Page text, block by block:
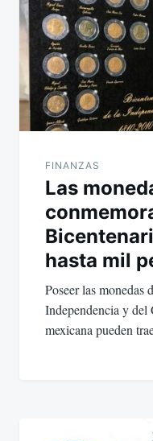
FINANZAS
Las
hasta mil
Poseer las monedas
Independencia y del
mexicana pueden